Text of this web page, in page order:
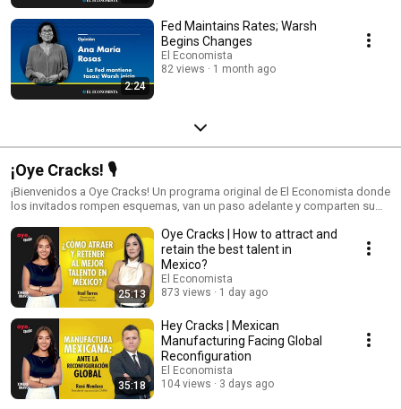
2:24
Fed Maintains Rates; Warsh
Begins Changes
El Economista
82 views
1 month ago
¡Oye Cracks! 🎙️
¡Bienvenidos a Oye Cracks! Un programa original de El Economista donde
los invitados rompen esquemas, van un paso adelante y comparten su
escucha las conversaciones que inspiran, retan y sorprenden. Disponible
en tu plataforma favorita.
25:13
Oye Cracks | How to attract and
retain the best talent in
Mexico?
El Economista
873 views
1 day ago
35:18
Hey Cracks | Mexican
Manufacturing Facing Global
Reconfiguration
El Economista
104 views
3 days ago